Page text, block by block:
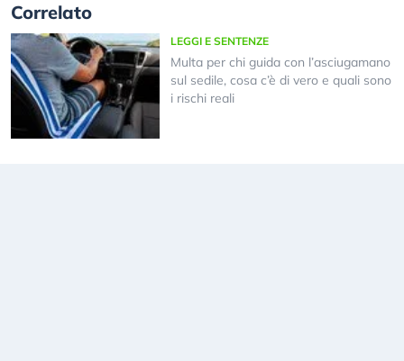
Correlato
LEGGI E SENTENZE
Multa per chi guida con l’asciugamano
sul sedile, cosa c’è di vero e quali sono
i rischi reali